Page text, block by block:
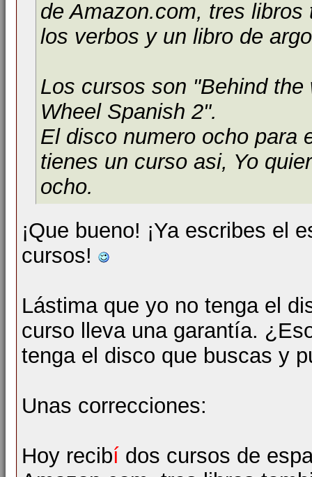
de Amazon.com, tres
los verbos y un libro de
Los cursos son "Behind
Wheel Spanish 2".
El disco numero ocho para
tienes un curso asi, Yo
ocho.
¡Que bueno! ¡Ya escribes el
cursos!
Lástima que yo no tenga el
curso lleva una garantía.
tenga el disco que buscas y
Unas correcciones:
Hoy recibí dos cursos de